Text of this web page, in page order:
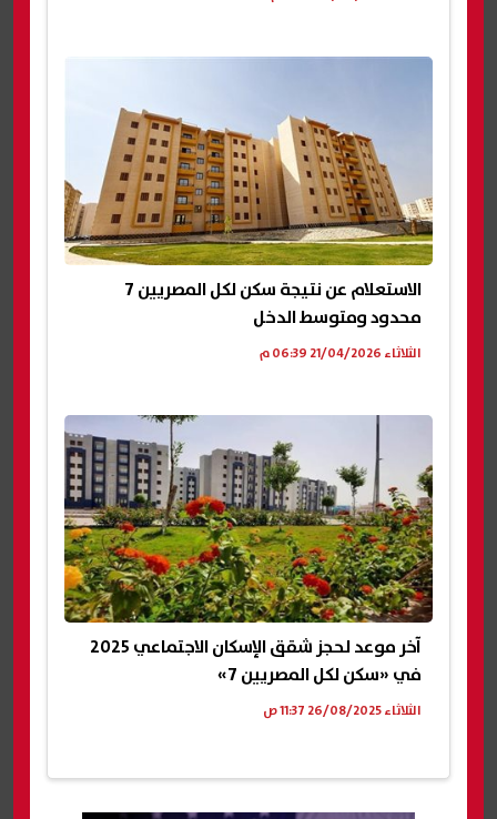
الاستعلام عن نتيجة سكن لكل المصريين 7
محدود ومتوسط الدخل
الثلاثاء 21/04/2026 06:39 م
آخر موعد لحجز شقق الإسكان الاجتماعي 2025
في «سكن لكل المصريين 7»
الثلاثاء 26/08/2025 11:37 ص